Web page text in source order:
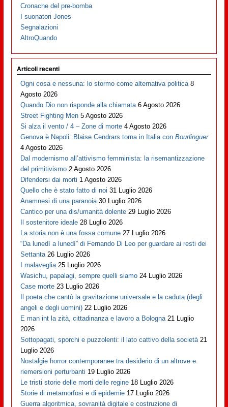
Cronache del pre-bomba
I suonatori Jones
Segnalazioni
AltroQuando
Articoli recenti
Ogni cosa e nessuna: lo stormo come alternativa politica 8
Agosto 2026
Quando Dio non risponde alla chiamata 6 Agosto 2026
Street Fighting Men 5 Agosto 2026
Si alza il vento / 4 – Zone di morte 4 Agosto 2026
Genova è Napoli: Blaise Cendrars torna in Italia conBourlinguer
4 Agosto 2026
Dal modernismo all’attivismo femminista: la risemantizzazione
del primitivismo 2 Agosto 2026
Difendersi dai morti 1 Agosto 2026
Quello che è stato fatto di noi 31 Luglio 2026
Anamnesi di una paranoia 30 Luglio 2026
Cantico per una dis/umanità dolente 29 Luglio 2026
Il sostenitore ideale 28 Luglio 2026
La storia non è una fossa comune 27 Luglio 2026
“Da lunedì a lunedì” di Fernando Di Leo per guardare ai resti dei
Settanta 26 Luglio 2026
I malaveglia 25 Luglio 2026
Wasichu, papalagi, sempre quelli siamo 24 Luglio 2026
Case morte 23 Luglio 2026
Il poeta che cantò la gravitazione universale e la caduta (degli
angeli e degli uomini) 22 Luglio 2026
E man int la zità, cittadinanza e lavoro a Bologna 21 Luglio
2026
Sottopagati, sporchi e puzzolenti: il lato cattivo della società 21
Luglio 2026
Nostalgie horror contemporanee tra desiderio di un altrove e
riemersioni perturbanti 19 Luglio 2026
Le tristi storie delle morti delle regine 18 Luglio 2026
Storie di metamorfosi e di epidemie 17 Luglio 2026
Guerra algoritmica, sovranità digitale e costruzione di